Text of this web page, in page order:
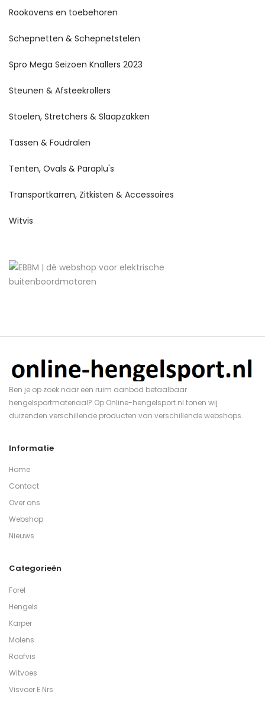
Rookovens en toebehoren
Schepnetten & Schepnetstelen
Spro Mega Seizoen Knallers 2023
Steunen & Afsteekrollers
Stoelen, Stretchers & Slaapzakken
Tassen & Foudralen
Tenten, Ovals & Paraplu's
Transportkarren, Zitkisten & Accessoires
Witvis
Ben je op zoek naar een ruim aanbod betaalbaar
hengelsportmateriaal? Op Online-hengelsport.nl tonen wij
duizenden verschillende producten van verschillende webshops.
Informatie
Home
Contact
Over ons
Webshop
Nieuws
Categorieën
Forel
Hengels
Karper
Molens
Roofvis
Witvoes
Visvoer E Nrs